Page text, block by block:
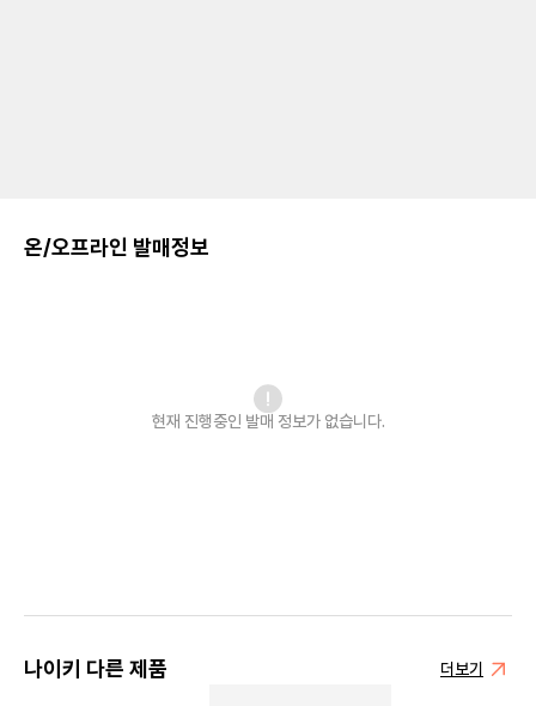
온/오프라인 발매정보
현재 진행중인 발매 정보가 없습니다.
나이키 다른 제품 더보기